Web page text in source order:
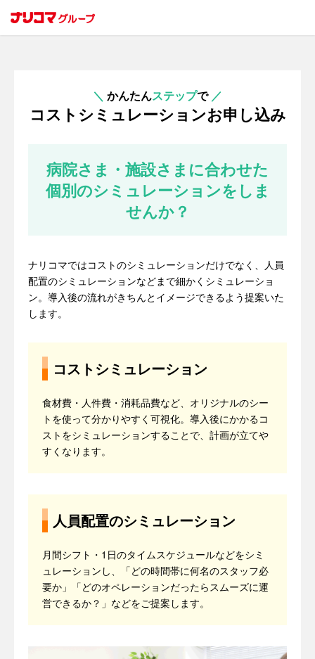
＼ かんたんステップで ／
コストシミュレーションお申し込み
病院さま・施設さまに合わせた
個別のシミュレーションをしま
せんか？
ナリコマではコストのシミュレーションだけでなく、人員
配置のシミュレーションなどまで細かくシミュレーショ
ン。導入後の流れがきちんとイメージできるよう提案いた
します。
コストシミュレーション
食材費・人件費・消耗品費など、オリジナルのシー
トを使って分かりやすく可視化。導入後にかかるコ
ストをシミュレーションすることで、計画が立てや
すくなります。
人員配置のシミュレーション
月間シフト・1日のタイムスケジュールなどをシミ
ュレーションし、「どの時間帯に何名のスタッフ必
要か」「どのオペレーションだったらスムーズに運
営できるか？」などをご提案します。